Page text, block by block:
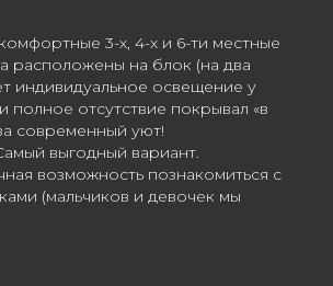
3-х, 4-х и 6-ти местные
расположены на блок (на два
индивидуальное освещение у
полное отсутствие покрывал «в
современный уют!
выгодный вариант.
возможность познакомиться с
(мальчиков и девочек мы